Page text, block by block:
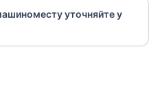
уточняйте у